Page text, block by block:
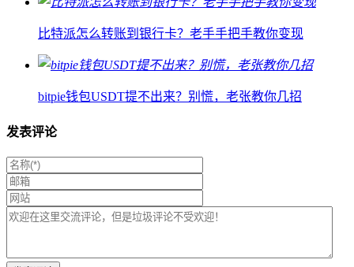
比特派怎么转账到银行卡？老手手把手教你变现
bitpie钱包USDT提不出来？别慌，老张教你几招
发表评论